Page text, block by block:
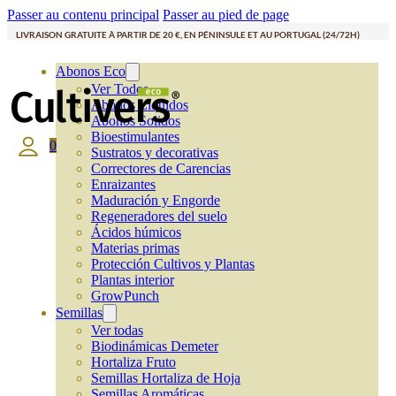
Passer au contenu principal Passer au pied de page
LIVRAISON GRATUITE À PARTIR DE 20 €, EN PÉNINSULE ET AU PORTUGAL (24/72H)
Abonos Eco
Ver Todos
Abonos Líquidos
Abonos Solidos
Bioestimulantes
Sustratos y decorativas
Correctores de Carencias
Enraizantes
Maduración y Engorde
Regeneradores del suelo
Ácidos húmicos
Materias primas
Protección Cultivos y Plantas
Plantas interior
GrowPunch
Semillas
Ver todas
Biodinámicas Demeter
Hortaliza Fruto
Semillas Hortaliza de Hoja
0